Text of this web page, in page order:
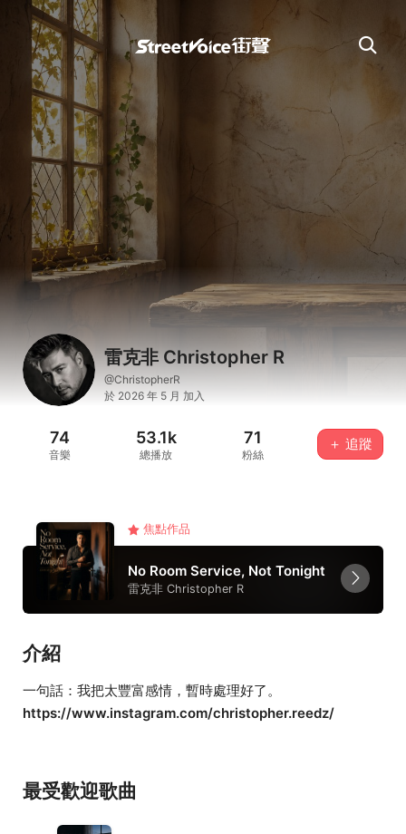
雷克非 Christopher R
@ChristopherR
於 2026 年 5 月 加入
74
音樂
53.1k
總播放
71
粉絲
＋ 追蹤
焦點作品
No Room Service, Not Tonight
雷克非 Christopher R
介紹
一句話：我把太豐富感情，暫時處理好了。
https://www.instagram.com/christopher.reedz/
最受歡迎歌曲